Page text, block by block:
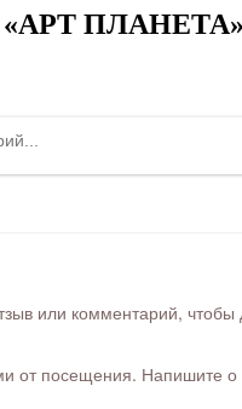
ПЛАНЕТА»
или комментарий,
от посещения. Напишите